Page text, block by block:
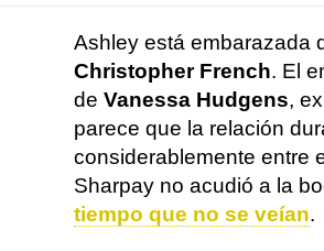
Ashley está embarazada
Christopher French. El
de Vanessa Hudgens,
parece que la relación
considerablemente entre
Sharpay no acudió a la
tiempo que no se veían.